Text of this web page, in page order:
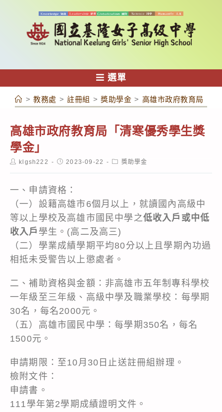
容
選單
> 教務處 > 註冊組 > 獎助學金 > 高雄市政府教育局「清
高雄市政府教育局「清寒優秀學生獎
學金」
Postklgsh222
Post2023-09-22
Post獎助學金
一、申請資格：
（一）設籍高雄市6個月以上，就讀國內高級中
等以上學校及高雄市國民中學之低收入戶或中低
收入戶 學生。(高二及高三)
（二）學業成績學期平均80分以上且學期內功過
相抵未受警告以上懲處者。
二、補助資格與金額：非高雄市五年制專科學校
一年級至三年級、高級中學及職業學校：每學期
30名，每名2000元。
（五）高雄市國民中學：每學期350名，每名
1500元。
申請期限：至10月30日止送註冊組辦理。
檢附文件：
申請書。
111學年第2學期成績證明文件。